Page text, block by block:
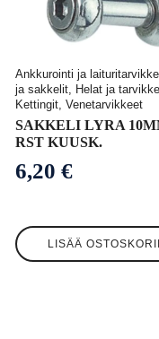
Ankkurointi ja
ja sakkelit, Helat ja
Kettingit, Venetarvikkeet
SAKKELI LYRA
RST KUUSK.
6,20 €
LISÄÄ